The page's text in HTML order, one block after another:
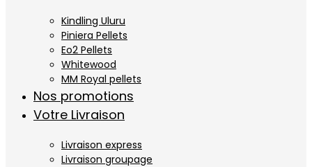
Kindling Uluru
Piniera Pellets
Eo2 Pellets
Whitewood
MM Royal pellets
Nos promotions
Votre Livraison
Livraison express
Livraison groupage